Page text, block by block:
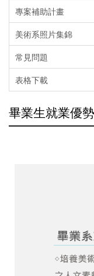
專案補助計畫
美術系照片集錦
常見問題
表格下載
畢業生就業優